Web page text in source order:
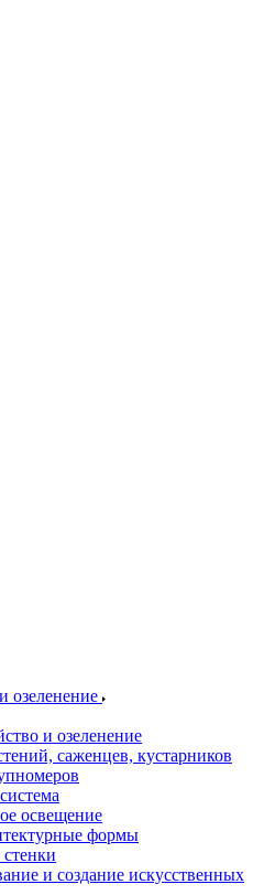
озеленение
и озеленение
саженцев, кустарников
освещение
формы
и создание искусственных